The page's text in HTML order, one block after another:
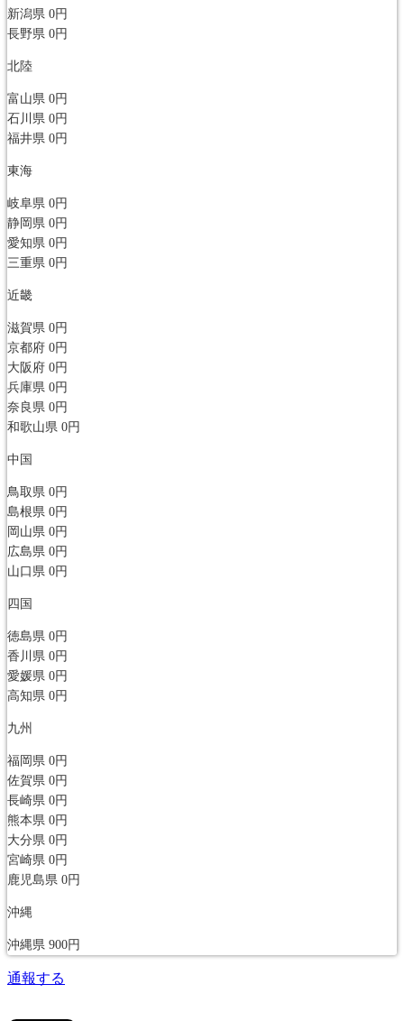
新潟県 0円
長野県 0円
北陸
富山県 0円
石川県 0円
福井県 0円
東海
岐阜県 0円
静岡県 0円
愛知県 0円
三重県 0円
近畿
滋賀県 0円
京都府 0円
大阪府 0円
兵庫県 0円
奈良県 0円
和歌山県 0円
中国
鳥取県 0円
島根県 0円
岡山県 0円
広島県 0円
山口県 0円
四国
徳島県 0円
香川県 0円
愛媛県 0円
高知県 0円
九州
福岡県 0円
佐賀県 0円
長崎県 0円
熊本県 0円
大分県 0円
宮崎県 0円
鹿児島県 0円
沖縄
沖縄県 900円
通報する